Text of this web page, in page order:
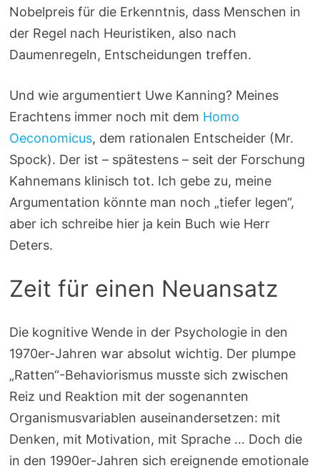
Nobelpreis für die Erkenntnis, dass Menschen in
der Regel nach Heuristiken, also nach
Daumenregeln, Entscheidungen treffen.
Und wie argumentiert Uwe Kanning? Meines
Erachtens immer noch mit dem Homo
Oeconomicus, dem rationalen Entscheider (Mr.
Spock). Der ist – spätestens – seit der Forschung
Kahnemans klinisch tot. Ich gebe zu, meine
Argumentation könnte man noch „tiefer legen“,
aber ich schreibe hier ja kein Buch wie Herr
Deters.
Zeit für einen Neuansatz
Die kognitive Wende in der Psychologie in den
1970er-Jahren war absolut wichtig. Der plumpe
„Ratten“-Behaviorismus musste sich zwischen
Reiz und Reaktion mit der sogenannten
Organismusvariablen auseinandersetzen: mit
Denken, mit Motivation, mit Sprache … Doch die
in den 1990er-Jahren sich ereignende emotionale